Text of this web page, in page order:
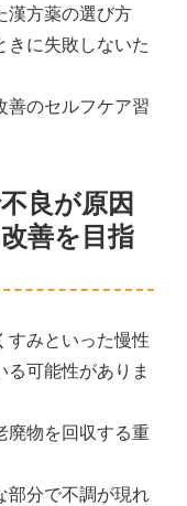
漢方薬の選び方
きに失敗しないた
善のセルフケア習
良が原因
善を目指
すみといった慢性
可能性がありま
廃物を回収する重
部分で不調が現れ